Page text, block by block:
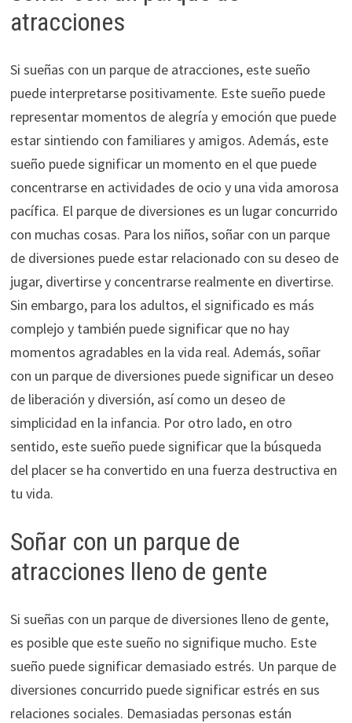
atracciones
Si sueñas con un parque de atracciones, este sueño
puede interpretarse positivamente. Este sueño puede
representar momentos de alegría y emoción que puede
estar sintiendo con familiares y amigos. Además, este
sueño puede significar un momento en el que puede
concentrarse en actividades de ocio y una vida amorosa
pacífica. El parque de diversiones es un lugar concurrido
con muchas cosas. Para los niños, soñar con un parque
de diversiones puede estar relacionado con su deseo de
jugar, divertirse y concentrarse realmente en divertirse.
Sin embargo, para los adultos, el significado es más
complejo y también puede significar que no hay
momentos agradables en la vida real. Además, soñar
con un parque de diversiones puede significar un deseo
de liberación y diversión, así como un deseo de
simplicidad en la infancia. Por otro lado, en otro
sentido, este sueño puede significar que la búsqueda
del placer se ha convertido en una fuerza destructiva en
tu vida.
Soñar con un parque de
atracciones lleno de gente
Si sueñas con un parque de diversiones lleno de gente,
es posible que este sueño no signifique mucho. Este
sueño puede significar demasiado estrés. Un parque de
diversiones concurrido puede significar estrés en sus
relaciones sociales. Demasiadas personas están